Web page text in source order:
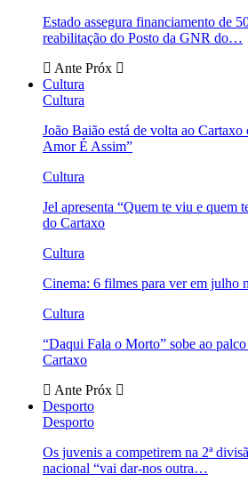
Estado assegura financiamento de
reabilitação do Posto da GNR do…
Ante Próx
Cultura
Cultura
João Baião está de volta ao
Amor É Assim”
Cultura
Jel apresenta “Quem te viu e quem
do Cartaxo
Cultura
Cinema: 6 filmes para ver em julho
Cultura
“Daqui Fala o Morto” sobe ao
Cartaxo
Ante Próx
Desporto
Desporto
Os juvenis a competirem na 2ª
nacional “vai dar-nos outra…